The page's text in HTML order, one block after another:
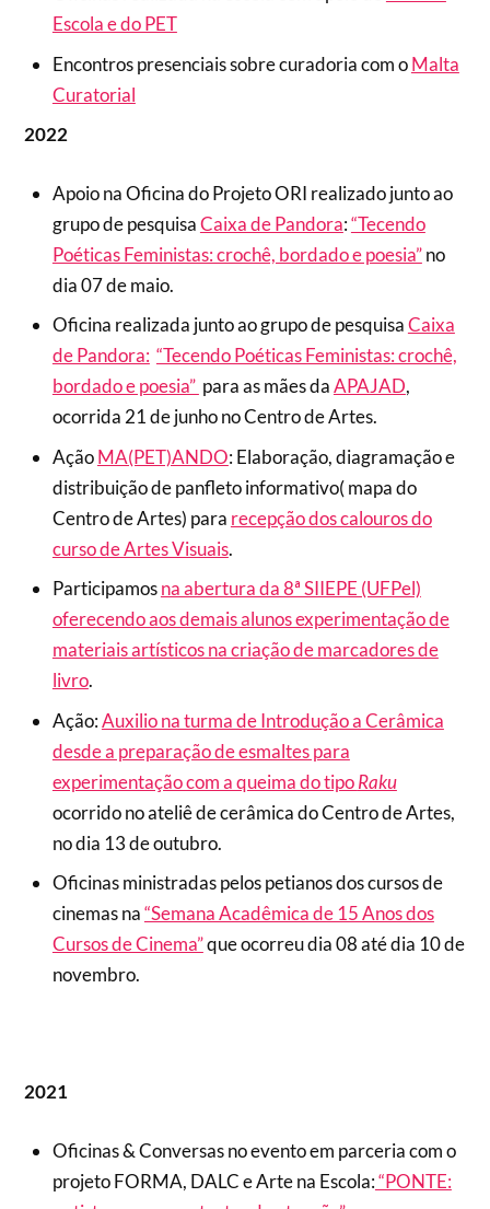
Escola e do PET
Encontros presenciais sobre curadoria com oMalta
Curatorial
2022
Apoio na Oficina do Projeto ORI realizado junto ao
grupo de pesquisaCaixa de Pandora:“Tecendo
Poéticas Feministas: crochê, bordado e poesia”no
dia 07 de maio.
Oficina realizada junto ao grupo de pesquisaCaixa
de Pandora: “Tecendo Poéticas Feministas: crochê,
bordado e poesia” para as mães daAPAJAD,
ocorrida 21 de junho no Centro de Artes.
AçãoMA(PET)ANDO: Elaboração, diagramação e
distribuição de panfleto informativo( mapa do
Centro de Artes) para recepção dos calouros do
curso de Artes Visuais.
Participamosna abertura da 8ª SIIEPE (UFPel)
oferecendo aos demais alunos experimentação de
materiais artísticos na criação de marcadores de
livro.
Ação:Auxilio na turma de Introdução a Cerâmica
desde a preparação de esmaltes para
experimentação com a queima do tipoRaku
ocorrido no ateliê de cerâmica do Centro de Artes,
no dia 13 de outubro.
Oficinas ministradas pelos petianos dos cursos de
cinemas na“Semana Acadêmica de 15 Anos dos
Cursos de Cinema”que ocorreu dia 08 até dia 10 de
novembro.
2021
Oficinas & Conversas no evento em parceria com o
projeto FORMA, DALC e Arte na Escola:“PONTE: